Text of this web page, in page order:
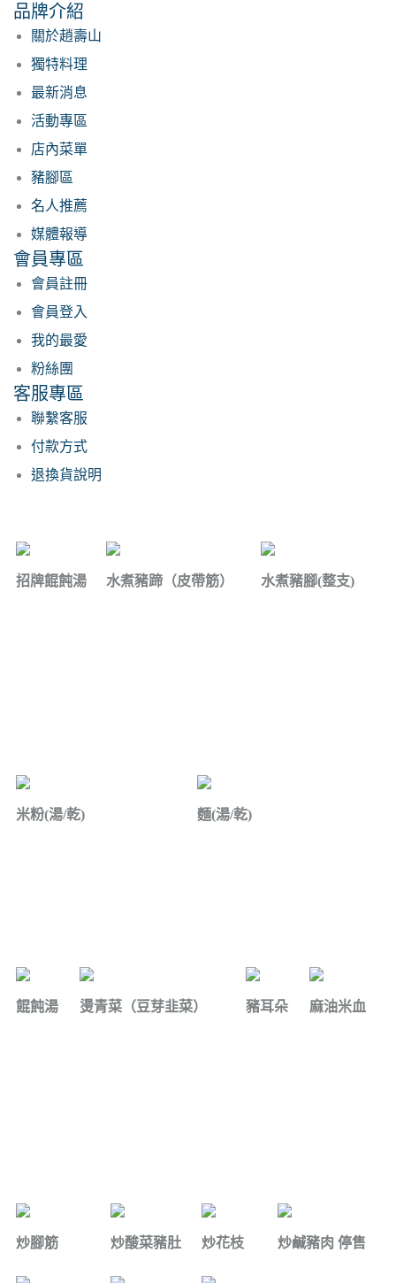
品牌介紹
關於趙壽山
獨特料理
最新消息
活動專區
店內菜單
豬腳區
名人推薦
媒體報導
會員專區
會員註冊
會員登入
我的最愛
粉絲團
客服專區
聯繫客服
付款方式
退換貨說明
招牌餛飩湯 水煮豬蹄（皮帶筋） 水煮豬腳(整支)
米粉(湯/乾) 麵(湯/乾)
餛飩湯 燙青菜（豆芽韭菜） 豬耳朵 麻油米血
炒腳筋 炒酸菜豬肚 炒花枝 炒鹹豬肉 停售